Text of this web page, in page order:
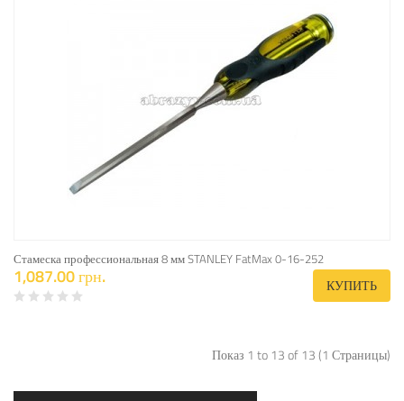
Стамеска профессиональная 8 мм STANLEY FatMax 0-16-252
1,087.00 грн. КУПИТЬ
Показ 1 to 13 of 13 (1 Страницы)